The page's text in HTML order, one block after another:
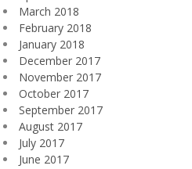
March 2018
February 2018
January 2018
December 2017
November 2017
October 2017
September 2017
August 2017
July 2017
June 2017